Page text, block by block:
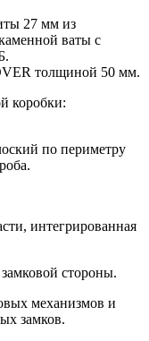
27 мм из
ваты с
толщиной 50 мм.
коробки:
по периметру
интегрированная
замковой стороны.
механизмов и
замков.